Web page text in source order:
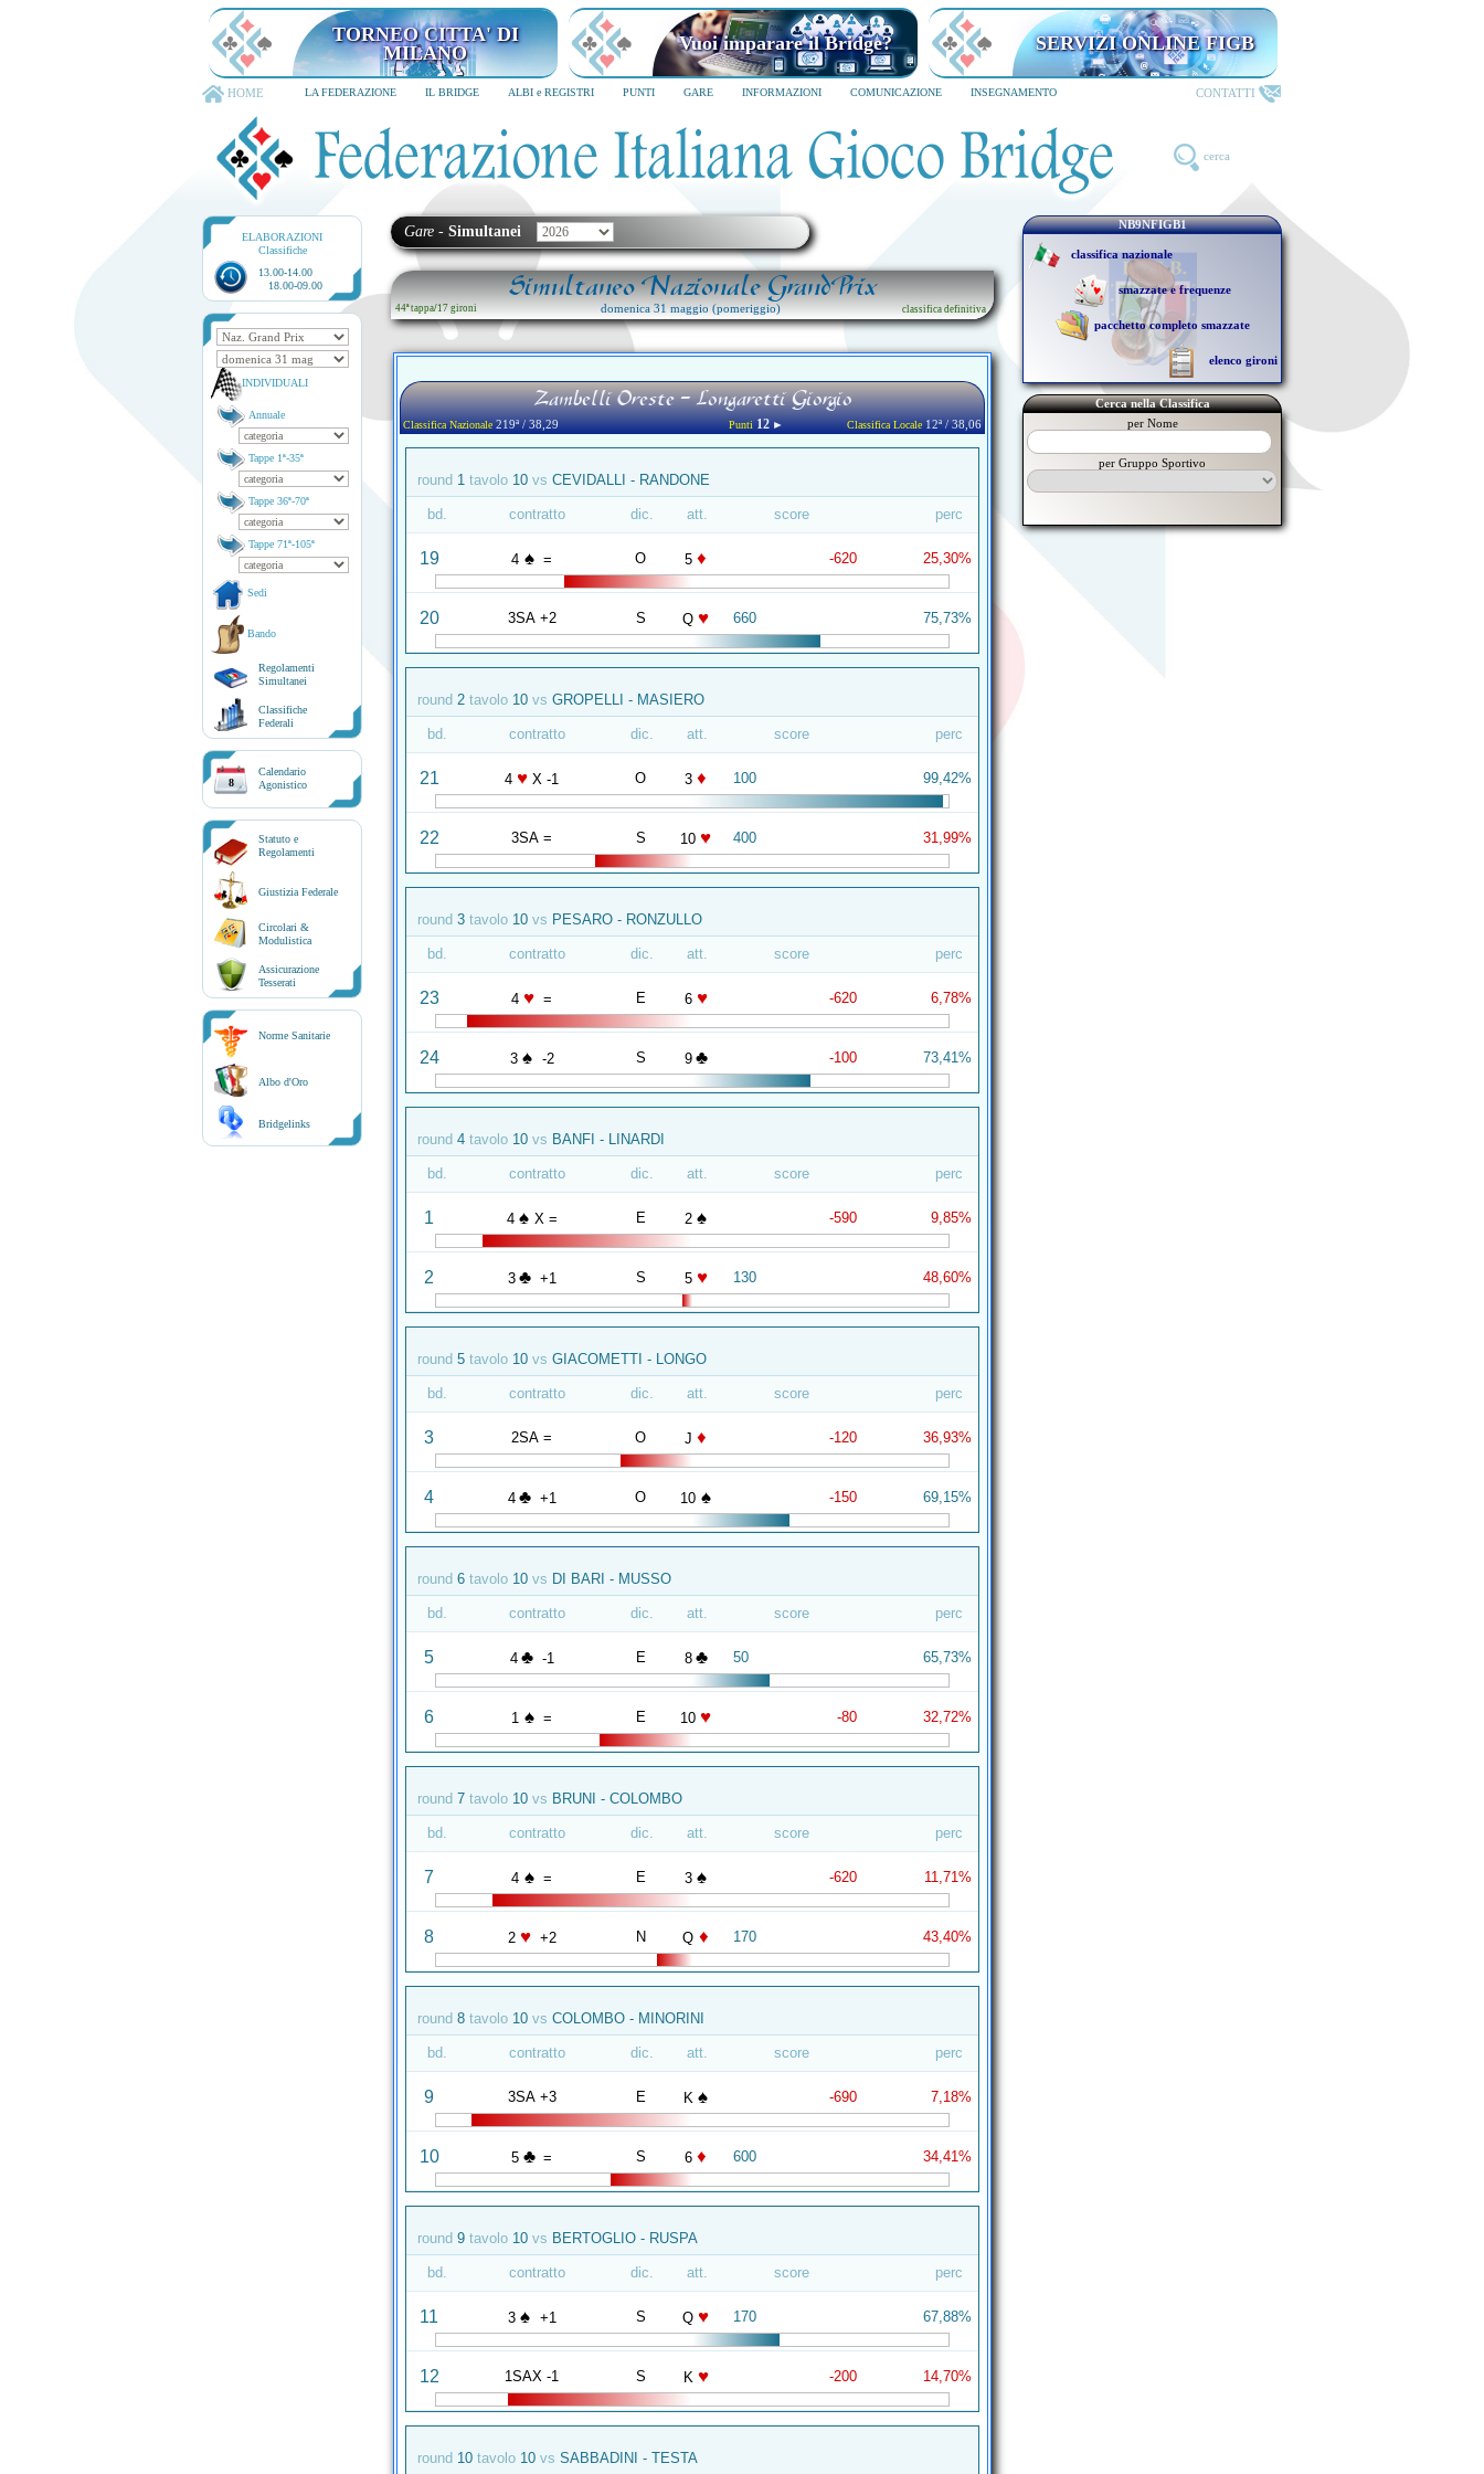
TORNEO CITTA' DI MILANO
6-8 dicembre 2026
Vuoi imparare il Bridge?
SCRIVICI SUBITO
SERVIZI ONLINE FIGB
riservati ai TESSERATI
HOME LA FEDERAZIONE IL BRIDGE ALBI e REGISTRI PUNTI GARE INFORMAZIONI COMUNICAZIONE INSEGNAMENTO CONTATTI
cerca
ELABORAZIONI
Classifiche
13.00-14.00
18.00-09.00
INDIVIDUALI
Annuale
Tappe 1ª-35ª
Tappe 36ª-70ª
Tappe 71ª-105ª
Sedi
Bando
Regolamenti
Simultanei
Classifiche
Federali
8
Calendario
Agonistico
Statuto e
Regolamenti
Giustizia Federale
Circolari &
Modulistica
Assicurazione
Tesserati
Norme Sanitarie
Albo d'Oro
Bridgelinks
Gare - Simultanei
Simultaneo Nazionale GrandPrix
44ª tappa/17 gironi domenica 31 maggio (pomeriggio) classifica definitiva
Zambelli Oreste - Longaretti Giorgio
Classifica Nazionale219ª / 38,29 Punti 12► Classifica Locale12ª / 38,06
round 1 tavolo 10 vs CEVIDALLI - RANDONE
bd. contratto dic. att. score perc
19 4 ♠ = O 5 ♦ -620 25,30%
20 3SA +2 S Q ♥ 660 75,73%
round 2 tavolo 10 vs GROPELLI - MASIERO
bd. contratto dic. att. score perc
21 4 ♥ X -1 O 3 ♦ 100 99,42%
22 3SA = S 10 ♥ 400 31,99%
round 3 tavolo 10 vs PESARO - RONZULLO
bd. contratto dic. att. score perc
23 4 ♥ = E 6 ♥ -620 6,78%
24 3 ♠ -2 S 9 ♣ -100 73,41%
round 4 tavolo 10 vs BANFI - LINARDI
bd. contratto dic. att. score perc
1 4 ♠ X = E 2 ♠ -590 9,85%
2 3 ♣ +1 S 5 ♥ 130 48,60%
round 5 tavolo 10 vs GIACOMETTI - LONGO
bd. contratto dic. att. score perc
3 2SA = O J ♦ -120 36,93%
4 4 ♣ +1 O 10 ♠ -150 69,15%
round 6 tavolo 10 vs DI BARI - MUSSO
bd. contratto dic. att. score perc
5 4 ♣ -1 E 8 ♣ 50 65,73%
6 1 ♠ = E 10 ♥ -80 32,72%
round 7 tavolo 10 vs BRUNI - COLOMBO
bd. contratto dic. att. score perc
7 4 ♠ = E 3 ♠ -620 11,71%
8 2 ♥ +2 N Q ♦ 170 43,40%
round 8 tavolo 10 vs COLOMBO - MINORINI
bd. contratto dic. att. score perc
9 3SA +3 E K ♠ -690 7,18%
10 5 ♣ = S 6 ♦ 600 34,41%
round 9 tavolo 10 vs BERTOGLIO - RUSPA
bd. contratto dic. att. score perc
11 3 ♠ +1 S Q ♥ 170 67,88%
12 1SAX -1 S K ♥ -200 14,70%
round 10 tavolo 10 vs SABBADINI - TESTA
NB9NFIGB1
classifica nazionale
smazzate e frequenze
pacchetto completo smazzate
elenco gironi
Cerca nella Classifica
per Nome
per Gruppo Sportivo